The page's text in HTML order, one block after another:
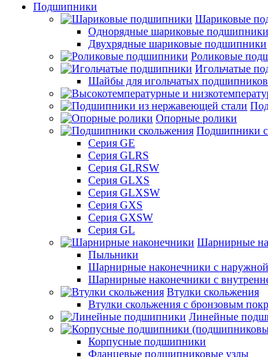
Подшипники
Шариковые
Однорядные шариковые подшипники
Двухрядные шариковые подшипники
Роликовые
Игольчатые
Шайбы для игольчатых подшипников
Опорные ролики
Подшипники
Серия GE
Серия GLRS
Серия GLRSW
Серия GLXS
Серия GLXSW
Серия GXS
Серия GXSW
Серия GL
Шарнирные
Пыльники
Шарнирные наконечники с наружной
Шарнирные наконечники с
Втулки скольжения
Втулки скольжения с бронзовым
Линейные
Корпусные подшипники
Фланцевые подшипниковые узлы